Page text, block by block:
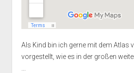
Als Kind bin ich gerne mit dem Atlas
vorgestellt, wie es in der großen
...